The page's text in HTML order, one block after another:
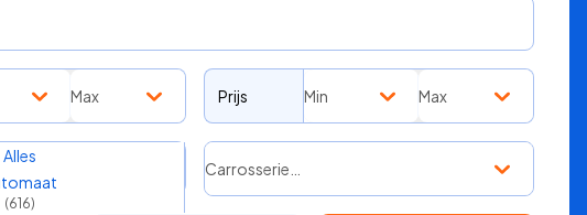
Max Prijs Min Max
Alles
(616)
Carrosserie…